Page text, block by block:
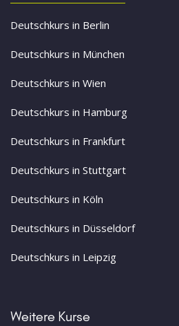
Deutschkurs in Berlin
Deutschkurs in München
Deutschkurs in Wien
Deutschkurs in Hamburg
Deutschkurs in Frankfurt
Deutschkurs in Stuttgart
Deutschkurs in Köln
Deutschkurs in Düsseldorf
Deutschkurs in Leipzig
Weitere Kurse